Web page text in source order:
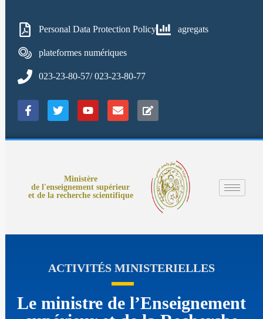
Personal Data Protection Policy agregats
plateformes numériques
023-23-80-57/ 023-23-80-77
Ministère
de l'enseignement supérieur
et de la recherche scientifique
ACTIVITÉS MINISTERIELLES
Le ministre de l’Enseignement